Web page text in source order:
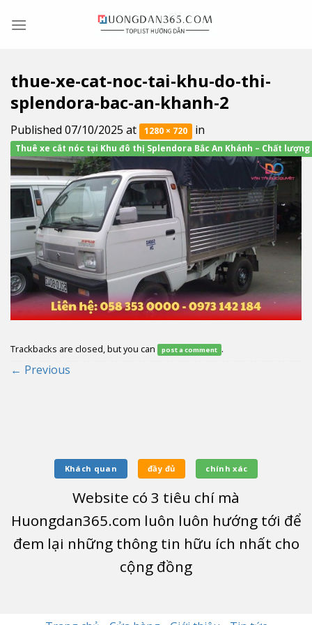
thue-xe-cat-noc-tai-khu-do-thi-
splendora-bac-an-khanh-2
Published 07/10/2025 at 1280 × 720 in
Thuê xe cắt nóc tại Khu đô thị Splendora Bắc An Khánh – Chất
Trackbacks are closed, but you can post a comment .
← Previous
Khách quan đầy đủ chính xác
Website có 3 tiêu chí mà
Huongdan365.com luôn luôn hướng tới để
đem lại những thông tin hữu ích nhất cho
cộng đồng